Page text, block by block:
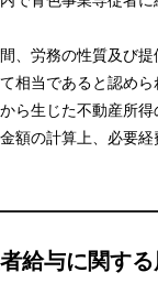
、労務の性質及び
相当であると認めら
ら生じた不動産所
額の計算上、必要
給与に関す